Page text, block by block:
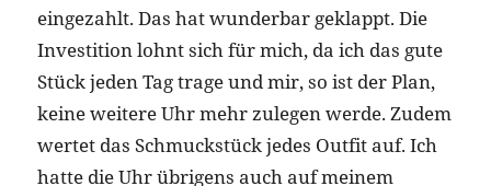
eingezahlt. Das hat wunderbar geklappt. Die
Investition lohnt sich für mich, da ich das gute
Stück jeden Tag trage und mir, so ist der Plan,
keine weitere Uhr mehr zulegen werde. Zudem
wertet das Schmuckstück jedes Outfit auf. Ich
hatte die Uhr übrigens auch auf meinem